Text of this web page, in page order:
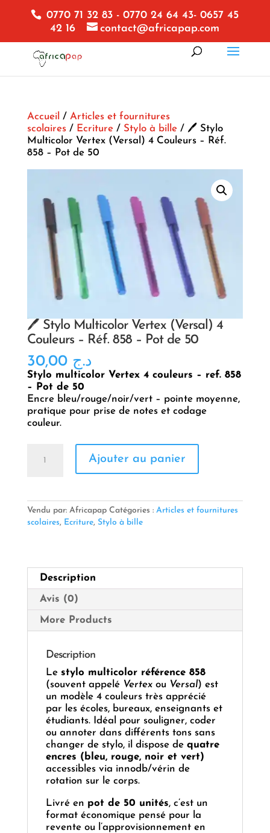
0770 71 32 83 - 0770 24 64 43- 0657 45
42 16
contact@africapap.com
Accueil / Articles et fournitures
scolaires/ Ecriture/ Stylo à bille/ 🖊️ Stylo
Multicolor Vertex (Versal) 4 Couleurs – Réf.
858 – Pot de 50
🖊️ Stylo Multicolor Vertex (Versal) 4
Couleurs – Réf. 858 – Pot de 50
د.ج 30,00
Stylo multicolor Vertex 4 couleurs – ref. 858
– Pot de 50
Encre bleu/rouge/noir/vert – pointe moyenne,
pratique pour prise de notes et codage
couleur.
Vertex
(Versal)
Réf.
858
50
Ajouter au panier
Vendu par: Africapap Catégories : Articles et fournitures
scolaires, Ecriture, Stylo à bille
Description
Avis (0)
More Products
Description
Le stylo multicolor référence 858
(souvent appelé Vertexou Versal) est
un modèle 4 couleurs très apprécié
par les écoles, bureaux, enseignants et
étudiants. Idéal pour souligner, coder
ou annoter dans différents tons sans
changer de stylo, il dispose de quatre
encres (bleu, rouge, noir et vert)
accessibles via innodb/vérin de
rotation sur le corps.
Livré en pot de 50 unités, c’est un
format économique pensé pour la
revente ou l’approvisionnement en